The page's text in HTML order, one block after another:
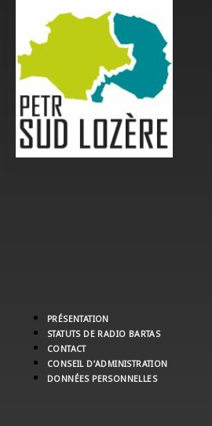
PRÉSENTATION
STATUTS DE RADIO BARTAS
CONTACT
CONSEIL D’ADMINISTRATION
DONNÉES PERSONNELLES